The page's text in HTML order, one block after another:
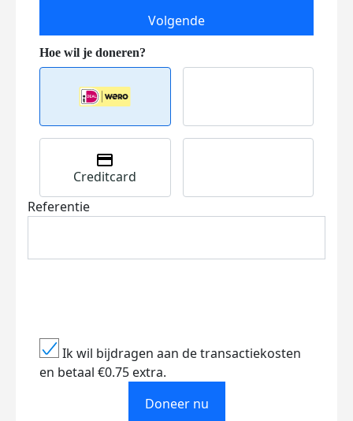
Volgende
Creditcard
Referentie
Ik wil bijdragen aan de transactiekosten
en betaal €0.75 extra.
Doneer nu